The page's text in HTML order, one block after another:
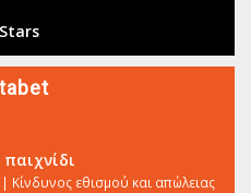
Κίνδυνος εθισμού και απώλειας